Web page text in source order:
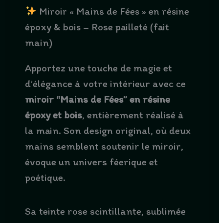
Miroir « Mains de Fées » en résine
époxy & bois – Rose pailleté (fait
main)
Apportez une touche de magie et
d’élégance à votre intérieur avec ce
miroir “Mains de Fées” en résine
époxy et bois, entièrement réalisé à
la main. Son design original, où deux
mains semblent soutenir le miroir,
évoque un univers féerique et
poétique.
Sa teinte rose scintillante, sublimée